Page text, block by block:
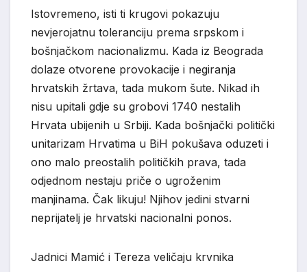
Istovremeno, isti ti krugovi pokazuju
nevjerojatnu toleranciju prema srpskom i
bošnjačkom nacionalizmu. Kada iz Beograda
dolaze otvorene provokacije i negiranja
hrvatskih žrtava, tada mukom šute. Nikad ih
nisu upitali gdje su grobovi 1740 nestalih
Hrvata ubijenih u Srbiji. Kada bošnjački politički
unitarizam Hrvatima u BiH pokušava oduzeti i
ono malo preostalih političkih prava, tada
odjednom nestaju priče o ugroženim
manjinama. Čak likuju! Njihov jedini stvarni
neprijatelj je hrvatski nacionalni ponos.
Jadnici Mamić i Tereza veličaju krvnika